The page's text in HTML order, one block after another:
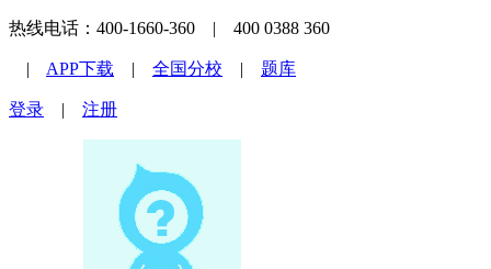
热线电话：400-1660-360 | 400 0388 360
| APP下载 | 全国分校 | 题库
登录 | 注册